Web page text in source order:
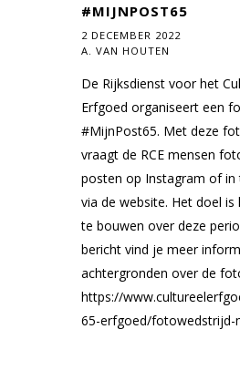
#MIJNPOST65
2 DECEMBER 2022
A. VAN HOUTEN
De Rijksdienst voor het
Erfgoed organiseert een
#MijnPost65. Met deze
vraagt de RCE mensen
posten op Instagram of in
via de website. Het doel is
te bouwen over deze
bericht vind je meer
achtergronden over de
https://
65-erfgoed/fotowedstrijd-